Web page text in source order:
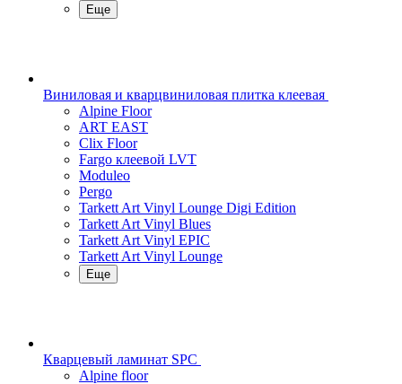
Еще
Виниловая и кварцвиниловая плитка клеевая
Alpine Floor
ART EAST
Clix Floor
Fargo клеевой LVT
Moduleo
Pergo
Tarkett Art Vinyl Lounge Digi Edition
Tarkett Art Vinyl Blues
Tarkett Art Vinyl EPIC
Tarkett Art Vinyl Lounge
Еще
Кварцевый ламинат SPC
Alpine floor